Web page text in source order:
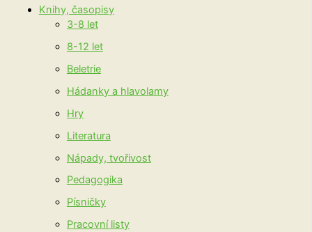
Knihy, časopisy
3-8 let
8-12 let
Beletrie
Hádanky a hlavolamy
Hry
Literatura
Nápady, tvořivost
Pedagogika
Písničky
Pracovní listy